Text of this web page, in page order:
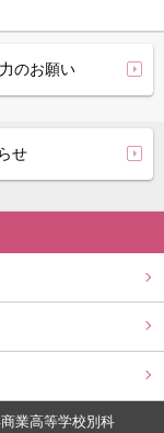
のお願い
せ
業高等学校別科